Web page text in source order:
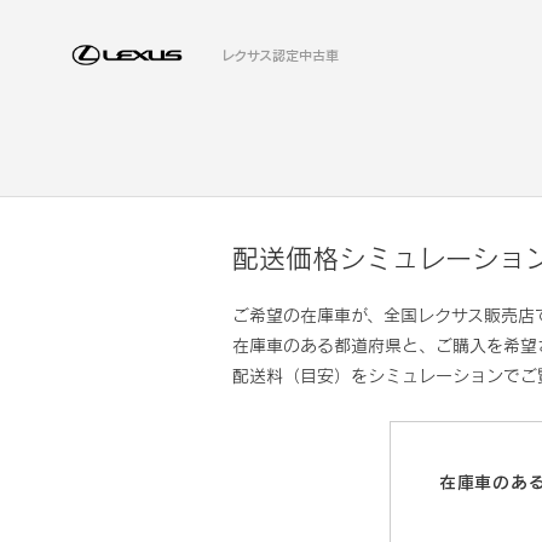
レクサス認定中古車
配送価格シミュレーショ
ご希望の在庫車が、全国レクサス販売店
在庫車のある都道府県と、ご購入を希望
配送料（目安）をシミュレーションでご
在庫車のあ